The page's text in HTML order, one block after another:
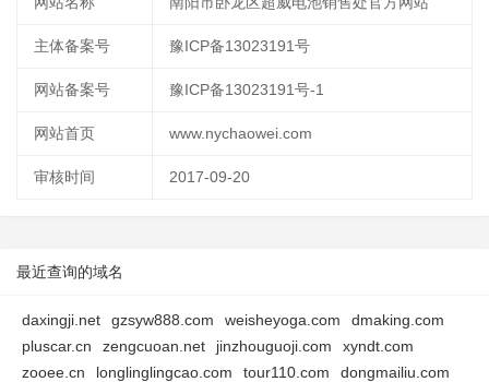
主体备案号 豫ICP备13023191号
网站备案号 豫ICP备13023191号-1
网站首页 www.nychaowei.com
审核时间 2017-09-20
最近查询的域名
daxingji.net gzsyw888.com weisheyoga.com
dmaking.com
pluscar.cn
zengcuoan.net jinzhouguoji.com
xyndt.com
zooee.cn
longlinglingcao.com tour110.com
dongmailiu.com